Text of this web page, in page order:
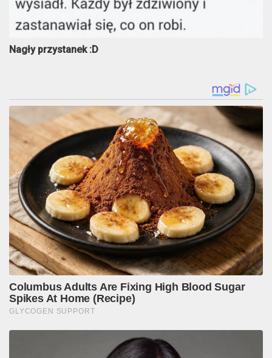
Nagły przystanek :D